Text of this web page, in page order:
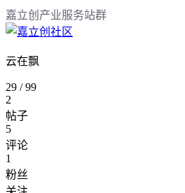
嘉立创产业服务站群
云在飘
29 /99
2
帖子
5
评论
1
粉丝